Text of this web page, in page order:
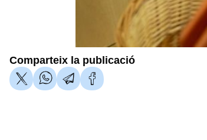
Comparteix la publicació